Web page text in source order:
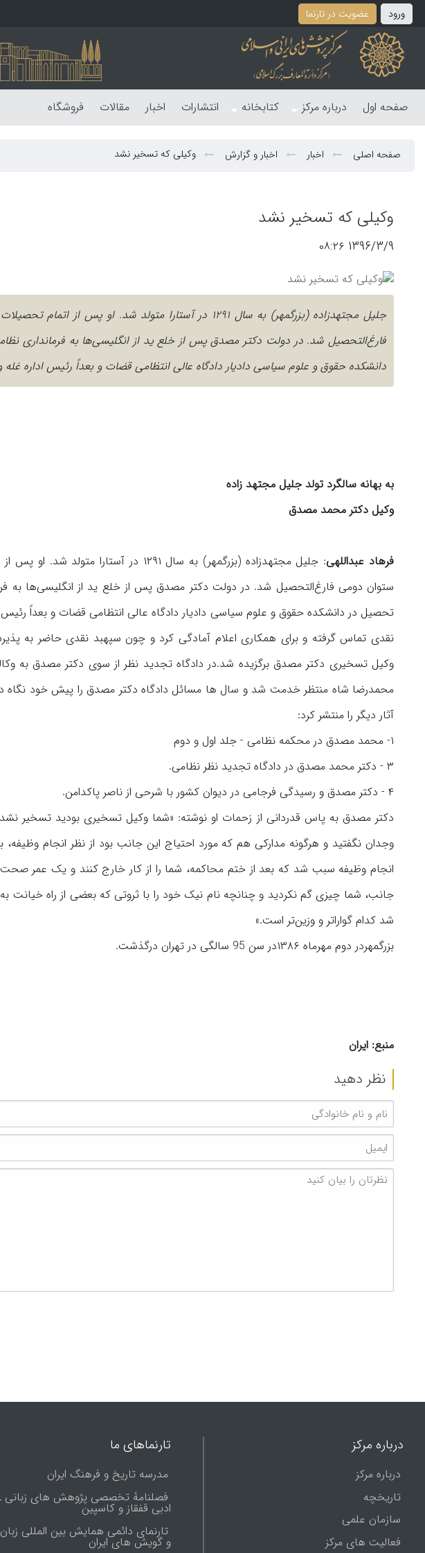
ورود عضویت در تارنما
صفحه اول درباره مرکز کتابخانه انتشارات اخبار مقالات فروشگاه
صفحه اصلی اخبار اخبار و گزارش وکیلی که تسخیر نشد
وکیلی که تسخیر نشد
1396/3/9 ۰۸:۲۶
جلیل مجتهد‌زاده (بزرگمهر) به سال ۱۲۹۱ در آستارا متولد شد.
فارغ‌التحصیل شد. در دولت دکتر مصدق پس از خلع ید از انگلیسی‌ها به فرمانداری
دانشکده حقوق و علوم سیاسی دادیار دادگاه عالی انتظامی قضات و بعداً رئیس اداره
به بهانه سالگرد تولد جلیل مجتهد زاده
وکیل دکتر محمد مصدق
فرهاد عبداللهی
: جلیل مجتهد‌زاده (بزرگمهر) به سال ۱۲۹۱
ستوان دومی فارغ‌التحصیل شد. در دولت دکتر مصدق پس از خلع ید از انگلیسی‌ها به
نقدی تماس گرفته و برای همکاری اعلام آمادگی کرد و چون سپهبد نقدی حاضر به
وکیل تسخیری دکتر مصدق برگزیده شد.در دادگاه تجدید نظر از سوی دکتر مصدق به
محمدرضا شاه منتظر خدمت شد و سال ها مسائل دادگاه دکتر مصدق را پیش خود
آثار دیگر را منتشر کرد:
۱- محمد مصدق در محکمه نظامی - جلد اول و دوم
۳ - دکتر محمد مصدق در دادگاه تجدید نظر نظامی.
۴ - دکتر مصدق و رسیدگی فرجامی در دیوان کشور با شرحی از ناصر پاکدامن.
دکتر مصدق به پاس قدردانی از زحمات او نوشته: «شما وکیل تسخیری بودید تسخیر
وجدان نگفتید و هرگونه مدارکی هم که مورد احتیاج این جانب بود از نظر انجام وظیفه،
انجام وظیفه سبب شد که بعد از ختم محاکمه، شما را از کار خارج کنند و یک عمر صحت
جانب، شما چیزی گم نکردید و چنانچه نام نیک خود را با ثروتی که بعضی از راه خیانت
شد کدام گواراتر و وزین‌تر است.»
بزرگمهردر دوم مهرماه ۱۳۸۶در سن 95 سالگی در تهران درگذشت.
منبع: ایران
نظر دهید
درباره مرکز
درباره مرکز
تاریخچه
سازمان علمی
فعالیت های مرکز
تارنماهای ما
مدرسه تاریخ و فرهنگ ایران
فصلنامۀ تخصصی پژوهش های زبانی
ادبی قفقاز و کاسپین
تارنمای دائمی همایش بین المللی
و گویش های ایران